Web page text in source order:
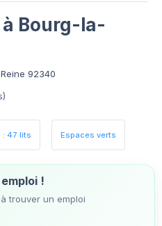
à Bourg-la-
92340
: 47 lits Espaces verts
!
trouver un emploi